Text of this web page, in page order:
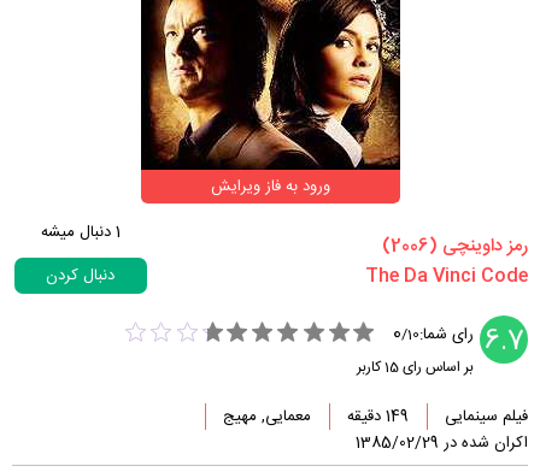
ورود به فاز ویرایش
‏رمز داوینچی‏ (2006)
1دنبال میشه
دنبال کردن
6.7 رای شما: 0/10
بر اساس رای15کاربر
فیلم سینمایی 149 دقیقه
معمایی, مهیج
اکران شده در 1385/02/29